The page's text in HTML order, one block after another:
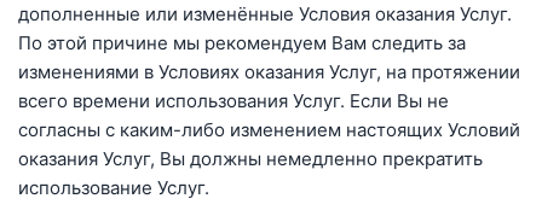
дополненные или изменённые Условия оказания Услуг.
По этой причине мы рекомендуем Вам следить за
изменениями в Условиях оказания Услуг, на протяжении
всего времени использования Услуг. Если Вы не
согласны с каким-либо изменением настоящих Условий
оказания Услуг, Вы должны немедленно прекратить
использование Услуг.